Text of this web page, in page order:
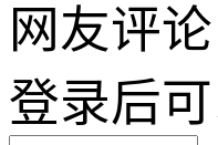
网友评论
登录后